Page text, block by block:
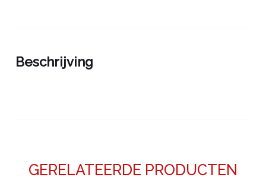
Beschrijving
GERELATEERDE PRODUCTEN